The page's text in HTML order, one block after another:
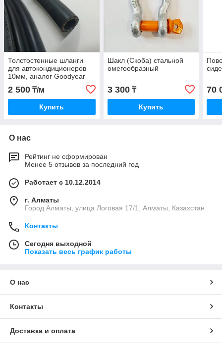
Толстостенные шланги
для автокондиционеров
10мм, аналог Goodyear
2 500 ₸/м
Купить
Шакл (Скоба) стальной
омегообразный
3 300₸
Купить
70
О нас
Рейтинг не сформирован
Менее 5 отзывов за последний год
Работает с 10.12.2014
г. Алматы
Город Алматы, улица Логовая 17/1, Алматы, Казахстан
Контакты
Сегодня выходной
Показать весь график работы
О нас
Контакты
Доставка и оплата